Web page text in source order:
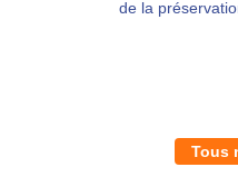
de la
Tous